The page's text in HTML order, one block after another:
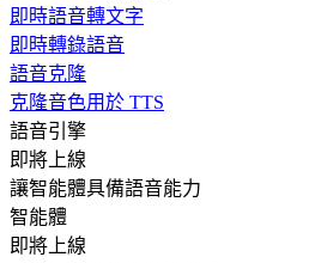
即時語音轉文字
即時轉錄語音
語音克隆
克隆音色用於 TTS
語音引擎
即將上線
讓智能體具備語音能力
智能體
即將上線